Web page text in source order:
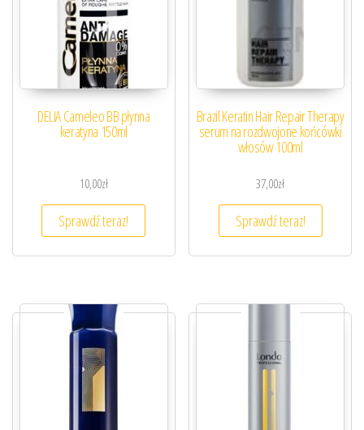
DELIA Cameleo BB płynna
keratyna 150ml
10,00zł
Sprawdź teraz!
Brazil Keratin Hair Repair Therapy
serum na rozdwojone końcówki
włosów 100ml
37,00zł
Sprawdź teraz!